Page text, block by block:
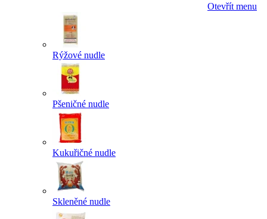
Otevřít menu
Rýžové nudle
Pšeničné nudle
Kukuřičné nudle
Skleněné nudle